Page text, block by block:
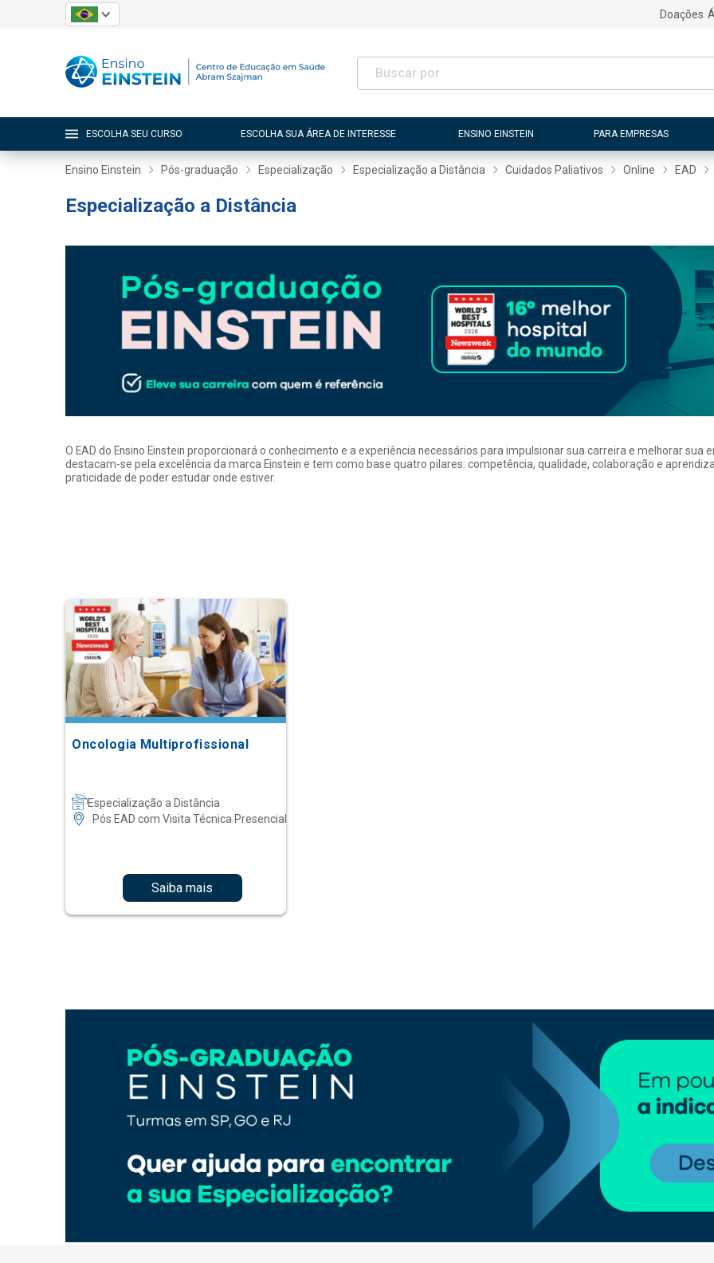
Doações
ESCOLHA SEU CURSO ESCOLHA SUA ÁREA DE INTERESSE ENSINO EINSTEIN PARA EMPRESAS
Ensino Einstein Pós-graduação Especialização Especialização a Distância Cuidados Paliativos Online EAD
Especialização a Distância
O EAD do Ensino Einstein proporcionará o conhecimento e a experiência necessários para impulsionar sua carreira e melhorar
destacam-se pela excelência da marca Einstein e tem como base quatro pilares: competência, qualidade, colaboração e
praticidade de poder estudar onde estiver.
Oncologia Multiprofissional
Especialização a Distância
Pós EAD com Visita Técnica Presencial
Saiba mais